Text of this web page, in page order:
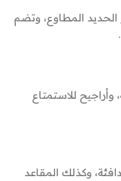
المطاوع، وتضم
للاستمتاع
وكذلك المقاعد